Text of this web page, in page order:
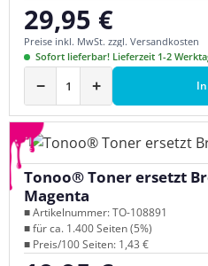
Regulärer Preis:
29,95 €
Preise inkl. MwSt. zzgl. Versandkosten
Sofort lieferbar! Lieferzeit 1-2
− +
Tonoo® Toner ersetzt
Magenta
■ Artikelnummer: TO-108891
■ für ca. 1.400 Seiten (5%)
■ Preis/100 Seiten: 1,43 €